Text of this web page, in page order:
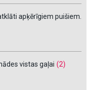
apķērīgiem puišiem.
vistas gaļai (2)